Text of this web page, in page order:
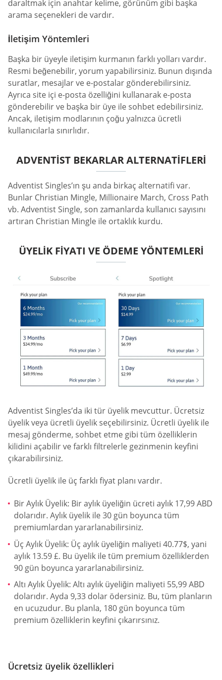
daraltmak için anahtar kelime, görünüm gibi başka
arama seçenekleri de vardır.
İletişim Yöntemleri
Başka bir üyeyle iletişim kurmanın farklı yolları vardır.
Resmi beğenebilir, yorum yapabilirsiniz. Bunun dışında
suratlar, mesajlar ve e-postalar gönderebilirsiniz.
Ayrıca site içi e-posta özelliğini kullanarak e-posta
gönderebilir ve başka bir üye ile sohbet edebilirsiniz.
Ancak, iletişim modlarının çoğu yalnızca ücretli
kullanıcılarla sınırlıdır.
ADVENTIST BEKARLAR ALTERNATIFLERI
Adventist Singles’ın şu anda birkaç alternatifi var.
Bunlar Christian Mingle, Millionaire March, Cross Path
vb. Adventist Single, son zamanlarda kullanıcı sayısını
artıran Christian Mingle ile ortaklık kurdu.
ÜYELIK FIYATI VE ÖDEME YÖNTEMLERI
Adventist Singles’da iki tür üyelik mevcuttur. Ücretsiz
üyelik veya ücretli üyelik seçebilirsiniz. Ücretli üyelik ile
mesaj gönderme, sohbet etme gibi tüm özelliklerin
kilidini açabilir ve farklı filtrelerle gezinmenin keyfini
çıkarabilirsiniz.
Ücretli üyelik ile üç farklı fiyat planı vardır.
Bir Aylık Üyelik: Bir aylık üyeliğin ücreti aylık 17,99 ABD
dolarıdır. Aylık üyelik ile 30 gün boyunca tüm
premiumlardan yararlanabilirsiniz.
Üç Aylık Üyelik: Üç aylık üyeliğin maliyeti 40.77$, yani
aylık 13.59 £. Bu üyelik ile tüm premium özelliklerden
90 gün boyunca yararlanabilirsiniz.
Altı Aylık Üyelik: Altı aylık üyeliğin maliyeti 55,99 ABD
dolarıdır. Ayda 9,33 dolar ödersiniz. Bu, tüm planların
en ucuzudur. Bu planla, 180 gün boyunca tüm
premium özelliklerin keyfini çıkarırsınız.
Ücretsiz üyelik özellikleri